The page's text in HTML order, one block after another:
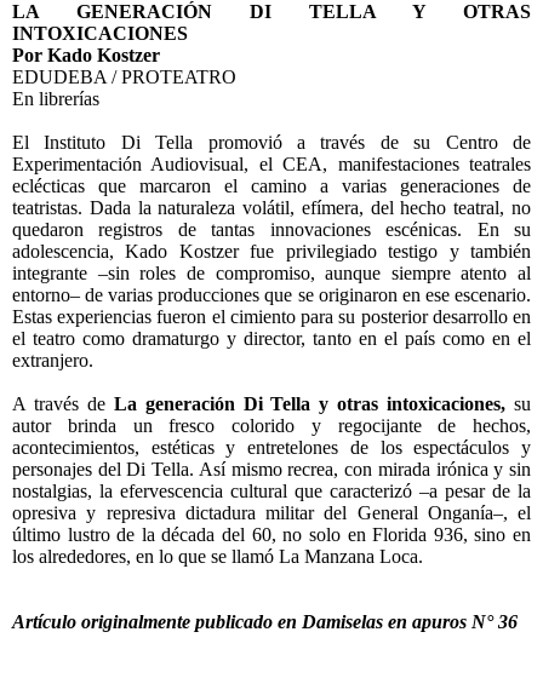
LA GENERACIÓN DI TELLA Y OTRAS
INTOXICACIONES
Por Kado Kostzer
EDUDEBA / PROTEATRO
En librerías
El Instituto Di Tella promovió a través de su Centro de
Experimentación Audiovisual, el CEA, manifestaciones teatrales
eclécticas que marcaron el camino a varias generaciones de
teatristas. Dada la naturaleza volátil, efímera, del hecho teatral, no
quedaron registros de tantas innovaciones escénicas. En su
adolescencia, Kado Kostzer fue privilegiado testigo y también
integrante –sin roles de compromiso, aunque siempre atento al
entorno– de varias producciones que se originaron en ese escenario.
Estas experiencias fueron el cimiento para su posterior desarrollo en
el teatro como dramaturgo y director, tanto en el país como en el
extranjero.
A través de La generación Di Tella y otras intoxicaciones,su
autor brinda un fresco colorido y regocijante de hechos,
acontecimientos, estéticas y entretelones de los espectáculos y
personajes del Di Tella. Así mismo recrea, con mirada irónica y sin
nostalgias, la efervescencia cultural que caracterizó –a pesar de la
opresiva y represiva dictadura militar del General Onganía–, el
último lustro de la década del 60, no solo en Florida 936, sino en
los alrededores, en lo que se llamó La Manzana Loca.
Artículo originalmente publicado en Damiselas en apuros N° 36